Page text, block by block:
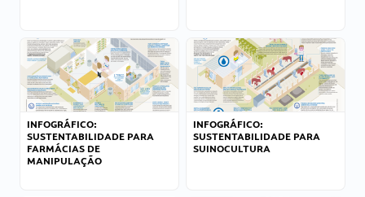
INFOGRÁFICO:
SUSTENTABILIDADE PARA
FARMÁCIAS DE
MANIPULAÇÃO
INFOGRÁFICO:
SUSTENTABILIDADE PARA
SUINOCULTURA